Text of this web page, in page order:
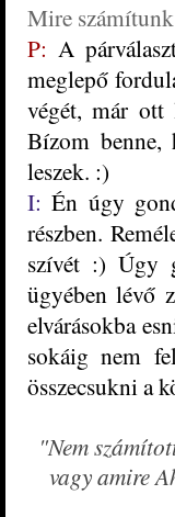
Mire
P: A
meglepő
végét, már ott
Bízom benne,
leszek. :)
I: Én úgy
részben.
szívét :) Úgy
ügyében lévő
elvárásokba
sokáig nem
összecsukni a
"Nem
vagy amire